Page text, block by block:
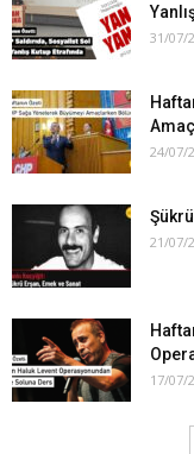
31/07/
24/07/
21/07/
17/07/